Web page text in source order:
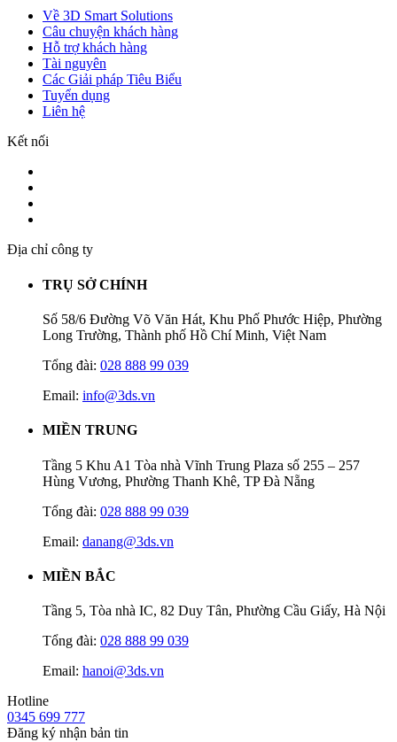
Về 3D Smart Solutions
Câu chuyện khách hàng
Hỗ trợ khách hàng
Tài nguyên
Các Giải pháp Tiêu Biểu
Tuyển dụng
Liên hệ
Kết nối
Địa chỉ công ty
TRỤ SỞ CHÍNH
Số 58/6 Đường Võ Văn Hát, Khu Phố Phước Hiệp, Phường
Long Trường, Thành phố Hồ Chí Minh, Việt Nam
Tổng đài: 028 888 99 039
Email: info@3ds.vn
MIỀN TRUNG
Tầng 5 Khu A1 Tòa nhà Vĩnh Trung Plaza số 255 – 257
Hùng Vương, Phường Thanh Khê, TP Đà Nẵng
Tổng đài: 028 888 99 039
Email: danang@3ds.vn
MIỀN BẮC
Tầng 5, Tòa nhà IC, 82 Duy Tân, Phường Cầu Giấy, Hà Nội
Tổng đài: 028 888 99 039
Email: hanoi@3ds.vn
Hotline
0345 699 777
Đăng ký nhận bản tin